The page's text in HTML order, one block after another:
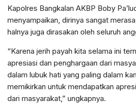
Kapolres Bangkalan AKBP Boby
menyampaikan, dirinya sangat
halnya juga dirasakan oleh seluruh
“Karena jerih payah kita selama ini
apresiasi dan penghargaan dari
dalam lubuk hati yang paling dalam
memikirkan untuk mendapatkan
dari masyarakat,” ungkapnya.